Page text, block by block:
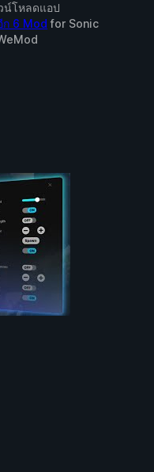
น์โหลดแอป
ก 6 Mod for Sonic